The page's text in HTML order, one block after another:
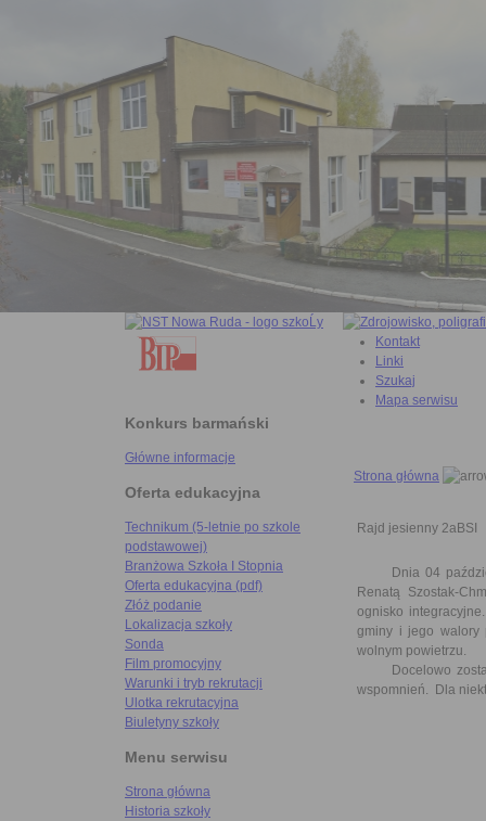
Konkurs barmański
Główne informacje
Oferta edukacyjna
Technikum (5-letnie po szkole
podstawowej)
Branżowa Szkoła I Stopnia
Oferta edukacyjna (pdf)
Złóż podanie
Lokalizacja szkoły
Sonda
Film promocyjny
Warunki i tryb rekrutacji
Ulotka rekrutacyjna
Biuletyny szkoły
Menu serwisu
Strona główna
Historia szkoły
Kontakt
Linki
Szukaj
Mapa serwisu
Strona główna
Rajd jesienny 2aBSI
Dnia 04
Renatą Szostak-
ognisko
gminy i jego walory
wolnym powietrzu.
Docelowo zostało
wspomnień. Dla